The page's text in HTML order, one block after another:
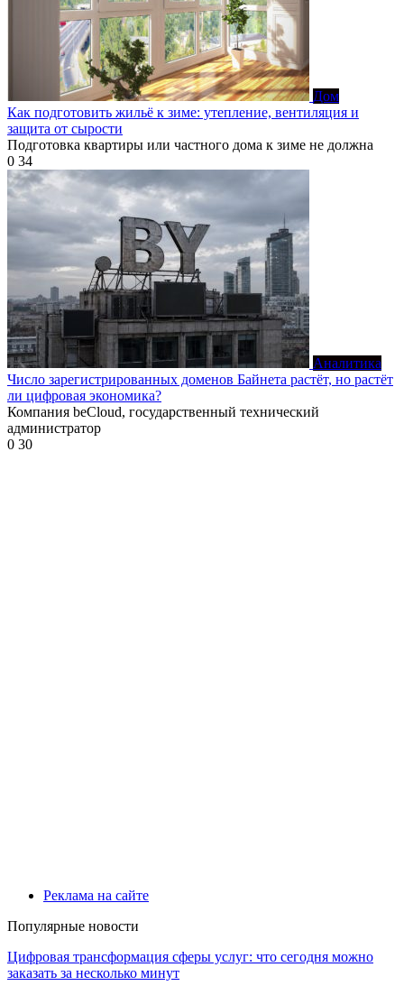
Дом
Как подготовить жильё к зиме: утепление, вентиляция и
защита от сырости
Подготовка квартиры или частного дома к зиме не должна
0 34
Аналитика
Число зарегистрированных доменов Байнета растёт, но растёт
ли цифровая экономика?
Компания beCloud, государственный технический
администратор
0 30
Реклама на сайте
Популярные новости
Цифровая трансформация сферы услуг: что сегодня можно
заказать за несколько минут